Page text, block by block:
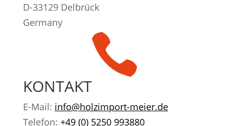
D-33129 Delbrück
Germany

KONTAKT
E-Mail: info@holzimport-meier.de
Telefon: +49 (0) 5250 993880